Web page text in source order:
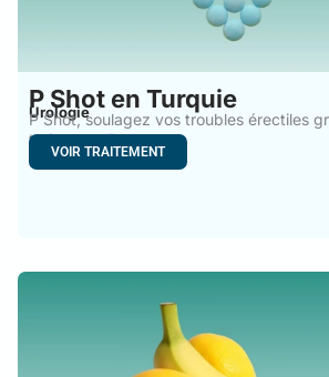
P Shot en Turquie
Urologie
P Shot, soulagez vos troubles érectiles
traitement P
VOIR TRAITEMENT